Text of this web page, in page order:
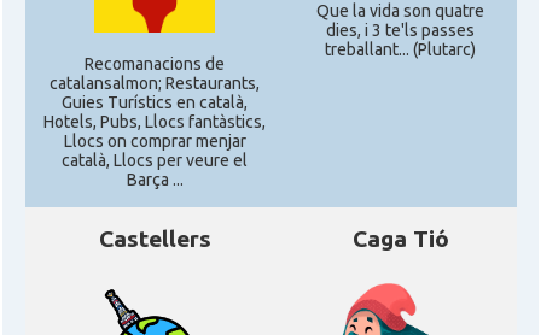
Recomanacions de
catalansalmon; Restaurants,
Guies Turístics en català,
Hotels, Pubs, Llocs fantàstics,
Llocs on comprar menjar
català, Llocs per veure el
Barça ...
Que la vida son quatre
dies, i 3 te'ls passes
treballant... (Plutarc)
Castellers Caga Tió